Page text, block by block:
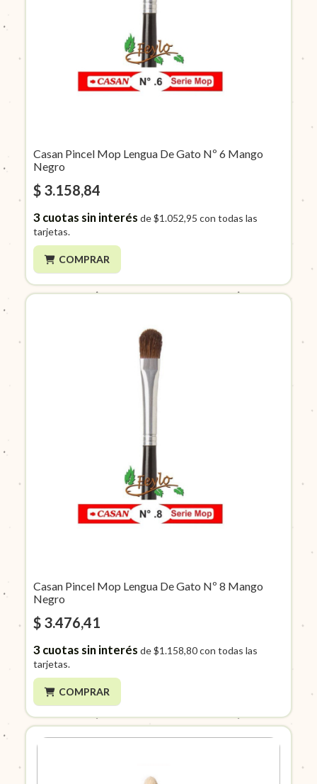
Casan Pincel Mop Lengua De Gato Nº 6 Mango
Negro
$ 3.158,84
3cuotas sin interés de$1.052,95 con todas las
tarjetas.
COMPRAR
Casan Pincel Mop Lengua De Gato Nº 8 Mango
Negro
$ 3.476,41
3cuotas sin interés de$1.158,80con todas las
tarjetas.
COMPRAR